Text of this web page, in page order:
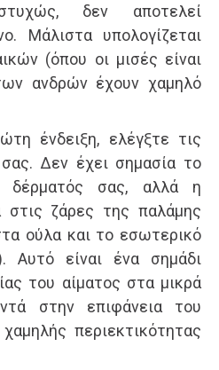
δεν αποτελεί
Μάλιστα υπολογίζεται
(όπου οι μισές είναι
ανδρών έχουν χαμηλό
ένδειξη, ελέγξτε τις
Δεν έχει σημασία το
σας, αλλά η
στις ζάρες της παλάμης
ούλα και το εσωτερικό
είναι ένα σημάδι
του αίματος στα μικρά
στην επιφάνεια του
περιεκτικότητας